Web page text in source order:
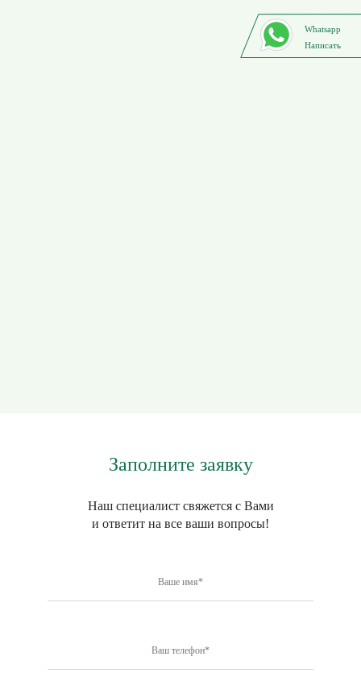
Заполните заявку
Наш специалист свяжется с Вами
и ответит на все ваши вопросы!
Whatsapp
Написать